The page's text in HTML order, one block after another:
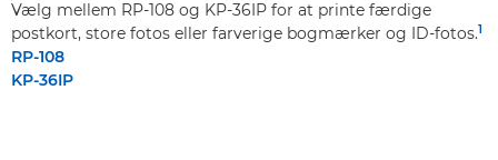
Vælg mellem RP-108 og KP-36IP for at printe færdige
postkort, store fotos eller farverige bogmærker og ID-fotos.1
RP-108
KP-36IP